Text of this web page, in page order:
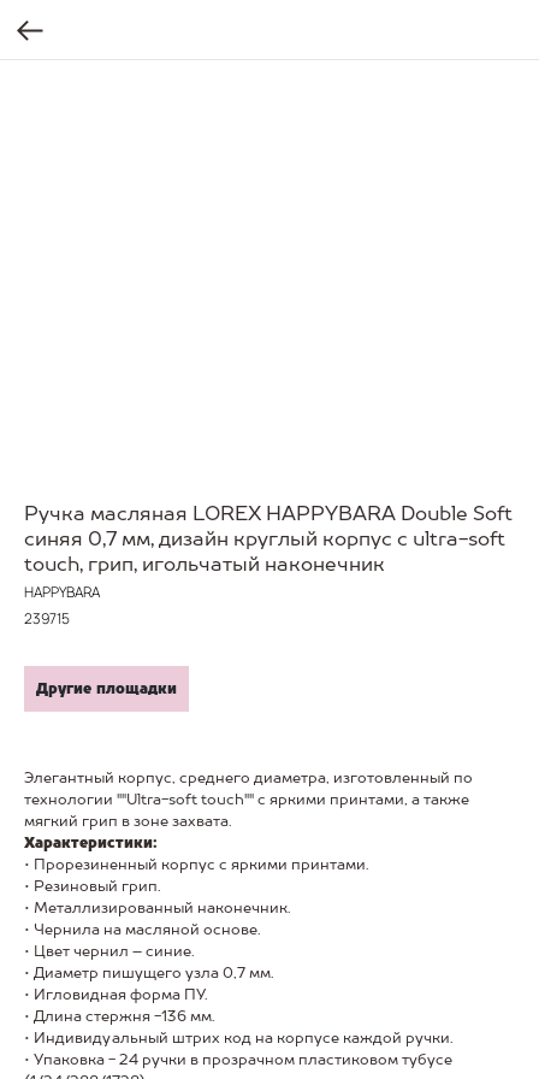
Ручка масляная LOREX HAPPYBARA Double Soft
синяя 0,7 мм, дизайн круглый корпус с ultra-soft
touch, грип, игольчатый наконечник
HAPPYBARA
239715
Другие площадки
Элегантный корпус, среднего диаметра, изготовленный по
технологии ""Ultra-soft touch"" с яркими принтами, а также
мягкий грип в зоне захвата.
Характеристики:
• Прорезиненный корпус с яркими принтами.
• Резиновый грип.
• Металлизированный наконечник.
• Чернила на масляной основе.
• Цвет чернил – синие.
• Диаметр пишущего узла 0,7 мм.
• Игловидная форма ПУ.
• Длина стержня -136 мм.
• Индивидуальный штрих код на корпусе каждой ручки.
• Упаковка - 24 ручки в прозрачном пластиковом тубусе